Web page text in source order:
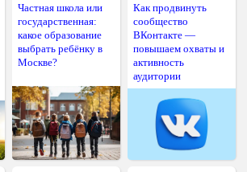
Частная школа или
государственная:
какое образование
выбрать ребёнку в
Москве?
Как продвинуть
сообщество
ВКонтакте —
повышаем охваты и
активность
аудитории